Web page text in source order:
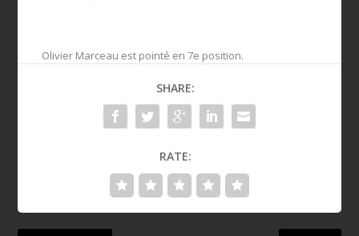
Olivier Marceau est pointé en 7e position.
SHARE:
RATE: